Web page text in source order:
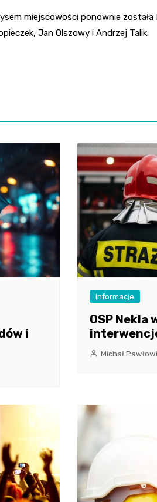
miejscowości ponownie została
Jan Olszowy i Andrzej Talik.
i
Informacje
OSP Nekla
Michał